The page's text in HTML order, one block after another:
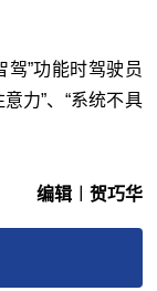
驾”功能时驾驶员
力”、“系统不具
编辑︱贺巧华